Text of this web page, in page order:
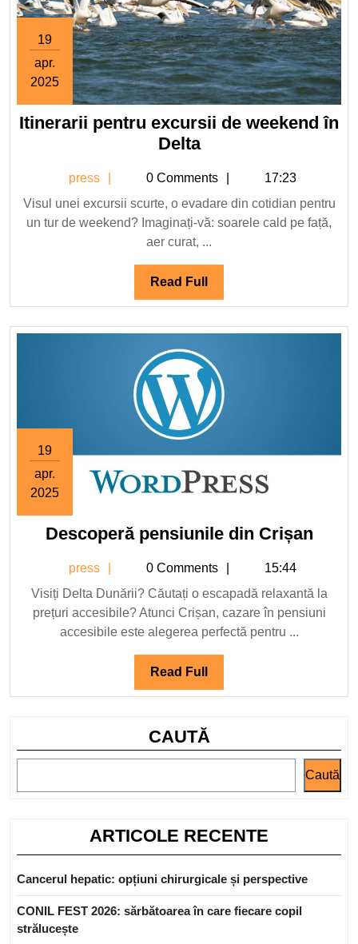
19
apr.
2025
aprilie
Itinerarii pentru excursii de weekend în
DeltaItinerarii
excursii
de
weekend
în
Delta
press press0 Comments
17:23
Visul unei excursii scurte, o evadare din cotidian pentru
un tur de weekend? Imaginați-vă: soarele cald pe față,
aer curat, ...
Read Full Read
Full
19
apr.
2025
aprilie
Descoperă pensiunile din Crișan
press press0 Comments
15:44
Visiți Delta Dunării? Căutați o escapadă relaxantă la
prețuri accesibile? Atunci Crișan, cazare în pensiuni
accesibile este alegerea perfectă pentru ...
Read Full Read
Full
CAUTĂ
Caută
ARTICOLE RECENTE
Cancerul hepatic: opțiuni chirurgicale și perspective
CONIL FEST 2026: sărbătoarea în care fiecare copil
strălucește